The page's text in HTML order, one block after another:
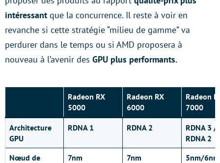
intéressant que la concurrence. Il reste à voir en
revanche si cette stratégie “milieu de gamme” va
perdurer dans le temps ou si AMD proposera à
nouveau à l’avenir des GPU plus performants.
Radeon RX
5000
Radeon RX
6000
Radeon
7000
Architecture
GPU
RDNA 1 RDNA 2
RDNA 3 /
RDNA 2
Nœud de
7nm 7nm 5nm/6nm